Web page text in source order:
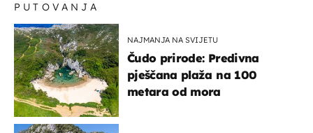
PUTOVANJA
NAJMANJA NA SVIJETU
Čudo prirode: Predivna
pješčana plaža na 100
metara od mora